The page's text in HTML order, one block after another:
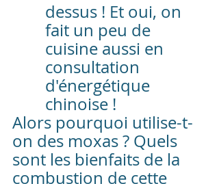
dessus ! Et oui, on
fait un peu de
cuisine aussi en
consultation
d'énergétique
chinoise !
Alors pourquoi utilise-t-
on des moxas ? Quels
sont les bienfaits de la
combustion de cette